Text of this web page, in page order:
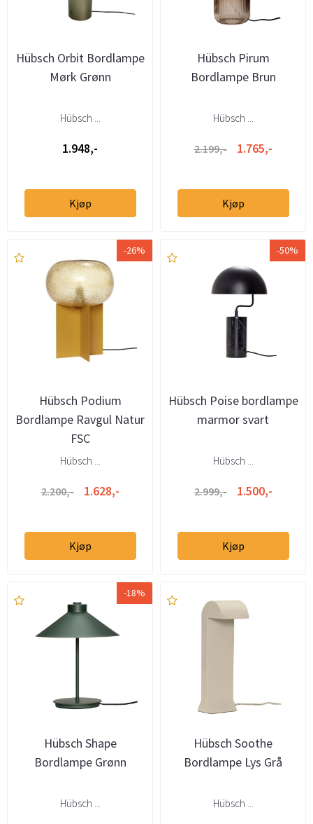
Hübsch Orbit Bordlampe
Mørk Grønn
Hübsch ...
1.948,-
Kjøp
Hübsch Pirum
Bordlampe Brun
Hübsch ...
2.199,- 1.765,-
Kjøp
-26%
Hübsch Podium
Bordlampe Ravgul Natur
FSC
Hübsch ...
2.200,- 1.628,-
Kjøp
-50%
Hübsch Poise bordlampe
marmor svart
Hübsch ...
2.999,- 1.500,-
Kjøp
-18%
Hübsch Shape
Bordlampe Grønn
Hübsch ...
Hübsch Soothe
Bordlampe Lys Grå
Hübsch ...